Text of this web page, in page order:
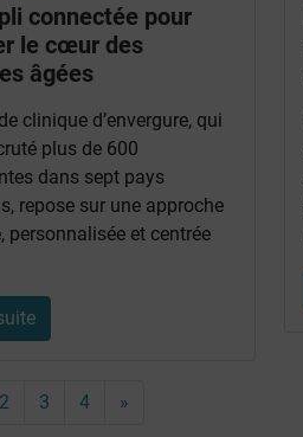
connectée pour
le cœur des
âgées
clinique d’envergure, qui
plus de 600
dans sept pays
repose sur une approche
personnalisée et centrée
2 3 4 »